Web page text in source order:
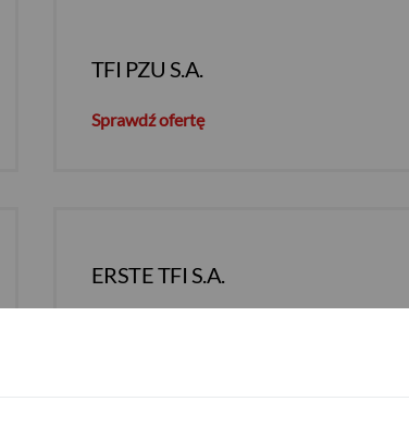
TFI PZU S.A.
Sprawdź ofertę
ERSTE TFI S.A.